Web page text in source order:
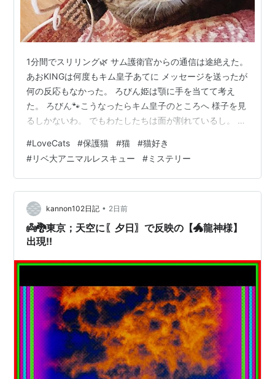
1分間でスリリング🌿 サム護衛官からの通信は途絶えた。
あおKINGは何度もキム皇子あてに メッセージを送ったが
何の反応もなかった。 ろびん姫は顎に手を当てて考え
た。 ろびん🐾こうなったらキム皇子のところへ 様子を見
るしかないわ。 でもわたしたちは面が割れているし。 黙
いた。 マ后🐾わたくしの出番ですね。 キム皇子やサム護
衛官たちに 異変が起きているようです。 わたくしが確か
めに参りましょう。 ろびん🐾母上まで異変に 巻き込まれ
たら大変です。 マーガレット后は鼻を鳴らした。 マ后🐾
わたくしを誰だと思っているのです。 マ后はるなをちら
っと見てす…
#LoveCats #保護猫 #猫 #猫好き
#リベ大アニマルレスキュー #ミステリー
kannon102日記 • 2日前
👼🐉東京；天空に〖夕日〗で反映の【🐲龍神様】
出現!!